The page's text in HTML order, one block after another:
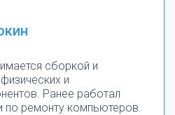
сборкой и
и
Ранее работал
ремонту компьютеров.